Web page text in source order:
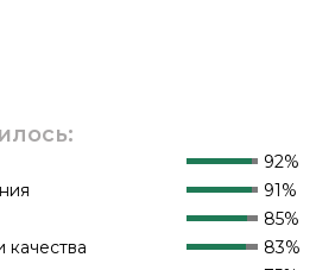
92%
91%
85%
83%